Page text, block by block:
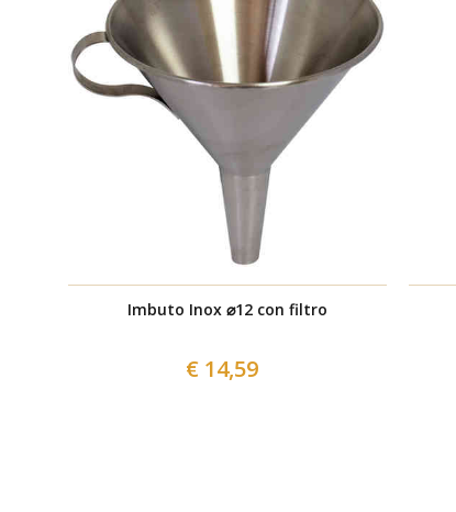
Imbuto Inox ⌀12 con filtro
€ 14,59